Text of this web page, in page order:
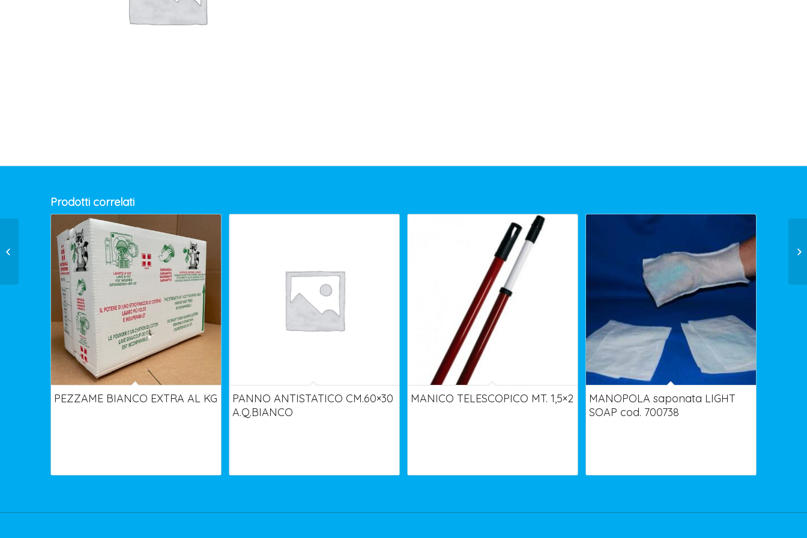
Prodotti correlati
PEZZAME BIANCO EXTRA AL KG
PANNO ANTISTATICO CM.60×30
A.Q.BIANCO
MANICO TELESCOPICO MT. 1,5×2
MANOPOLA saponata LIGHT
SOAP cod. 700738
PANNI IMPREGN.BIANCHI GR.EXTRA